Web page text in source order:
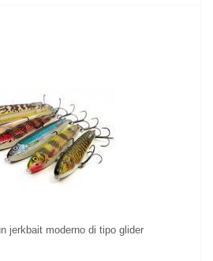
IL PRODOTTO
jerkbait moderno di tipo glider